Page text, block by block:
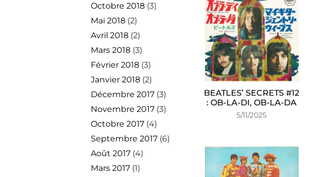
Octobre 2018 (3)
Mai 2018 (2)
Avril 2018 (2)
Mars 2018 (3)
Février 2018 (3)
Janvier 2018 (2)
Décembre 2017 (3)
Novembre 2017 (3)
Octobre 2017 (4)
Septembre 2017 (6)
Août 2017 (4)
Mars 2017 (1)
BEATLES’ SECRETS #12
: OB-LA-DI, OB‑LA‑DA
5/11/2025